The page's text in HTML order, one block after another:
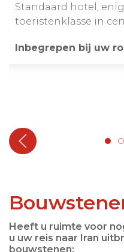
Standaard hotel,
toeristenklasse in
Inbegrepen bij uw
Heeft u ruimte voor
u uw reis naar Iran
bouwstenen: